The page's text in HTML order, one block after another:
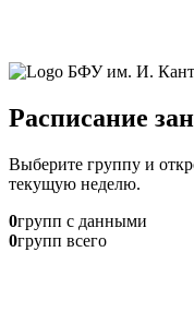
Расписание
Выберите группу и
текущую неделю.
0групп с данными
0групп всего